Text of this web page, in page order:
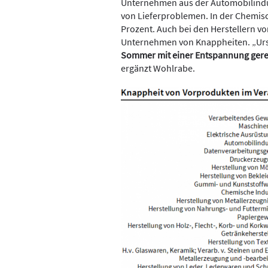
von Lieferproblemen. In der
Prozent. Auch bei den Herstellern
Unternehmen von Knappheiten.
Sommer mit einer Entspannung
ergänzt Wohlrabe.